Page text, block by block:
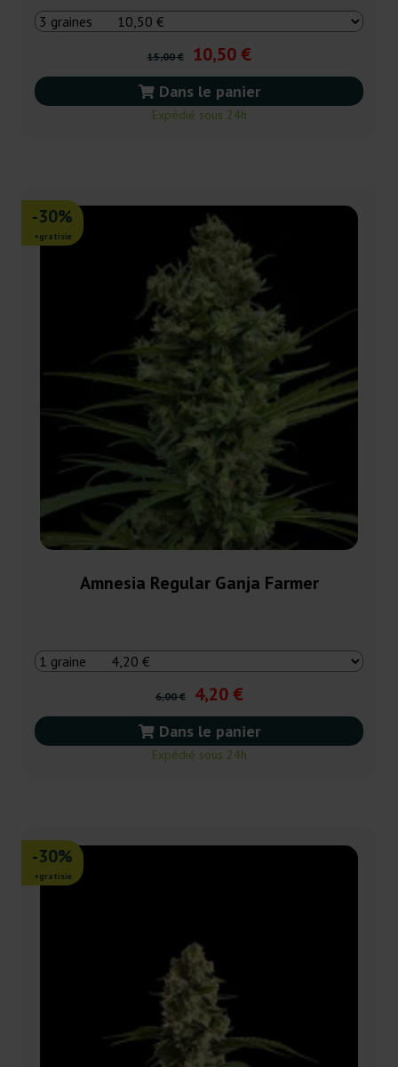
15,00 € 10,50 €
Dans le panier
Expédié sous 24h
-30%
+gratisie
Amnesia Regular Ganja Farmer
6,00 € 4,20 €
Dans le panier
Expédié sous 24h
-30%
+gratisie